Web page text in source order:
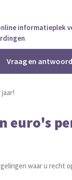
informatieplek
Vraag en antwoord
euro's
waar u recht